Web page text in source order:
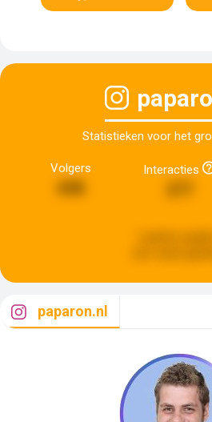
Statistieken voor het
Volgers Interacties
paparon.nl